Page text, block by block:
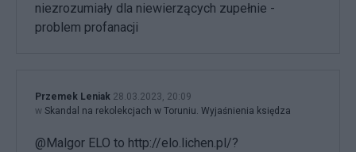
niezrozumiały dla niewierzących zupełnie -
problem profanacji
Przemek Leniak 28.03.2023, 20:09
w Skandal na rekolekcjach w Toruniu. Wyjaśnienia księdza
@Malgor ELO to http://elo.lichen.pl/?